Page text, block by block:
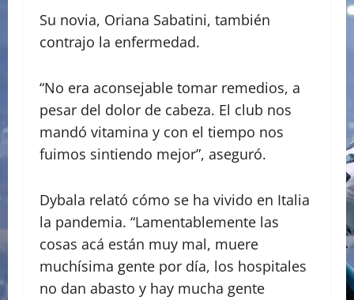
Su novia, Oriana Sabatini, también
contrajo la enfermedad.
“No era aconsejable tomar remedios, a
pesar del dolor de cabeza. El club nos
mandó vitamina y con el tiempo nos
fuimos sintiendo mejor”, aseguró.
Dybala relató cómo se ha vivido en Italia
la pandemia. “Lamentablemente las
cosas acá están muy mal, muere
muchísima gente por día, los hospitales
no dan abasto y hay mucha gente